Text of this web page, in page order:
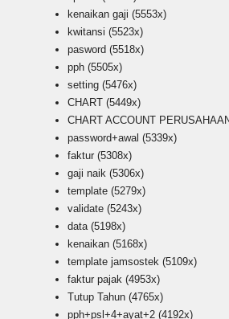
kenaikan gaji (5553x)
kwitansi (5523x)
pasword (5518x)
pph (5505x)
setting (5476x)
CHART (5449x)
CHART ACCOUNT
password+awal (5339x)
faktur (5308x)
gaji naik (5306x)
template (5279x)
validate (5243x)
data (5198x)
kenaikan (5168x)
template jamsostek (5109x)
faktur pajak (4953x)
Tutup Tahun (4765x)
pph+psl+4+ayat+2 (4192x)